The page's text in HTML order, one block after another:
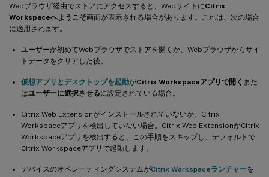
Webブラウザ経由でストアにアクセスすると、WebサイトにCitrix
Workspaceへようこそ画面が表示される場合があります。これは、次の場合
に適用されます。
ユーザーが初めてWebブラウザでストアを開くか、Webブラウザからサイ
トデータをクリアした後。
仮想アプリとデスクトップを起動がCitrix Workspaceアプリで開く また
はユーザーに選択させるに設定されている場合。
Citrix Web Extensionがインストールされていないか、Citrix
Workspaceアプリを検出していない場合。Citrix Web ExtensionがCitrix
Workspaceアプリを検出すると、この手順をスキップし、デフォルトで
Citrix Workspaceアプリで起動します。
デバイスのオペレーティングシステムがCitrix Workspaceランチャーを